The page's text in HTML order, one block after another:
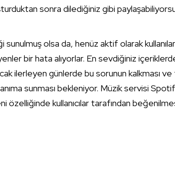
sonra dilediğiniz gibi
sunulmuş olsa da, henüz aktif olarak
bir hata alıyorlar. En sevdiğiniz
ilerleyen günlerde bu sorunun kalkması ve
sunması bekleniyor. Müzik servisi
özelliğinde kullanıcılar tarafından